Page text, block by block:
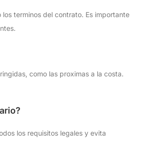
terminos del contrato. Es importante
como las proximas a la costa.
los requisitos legales y evita